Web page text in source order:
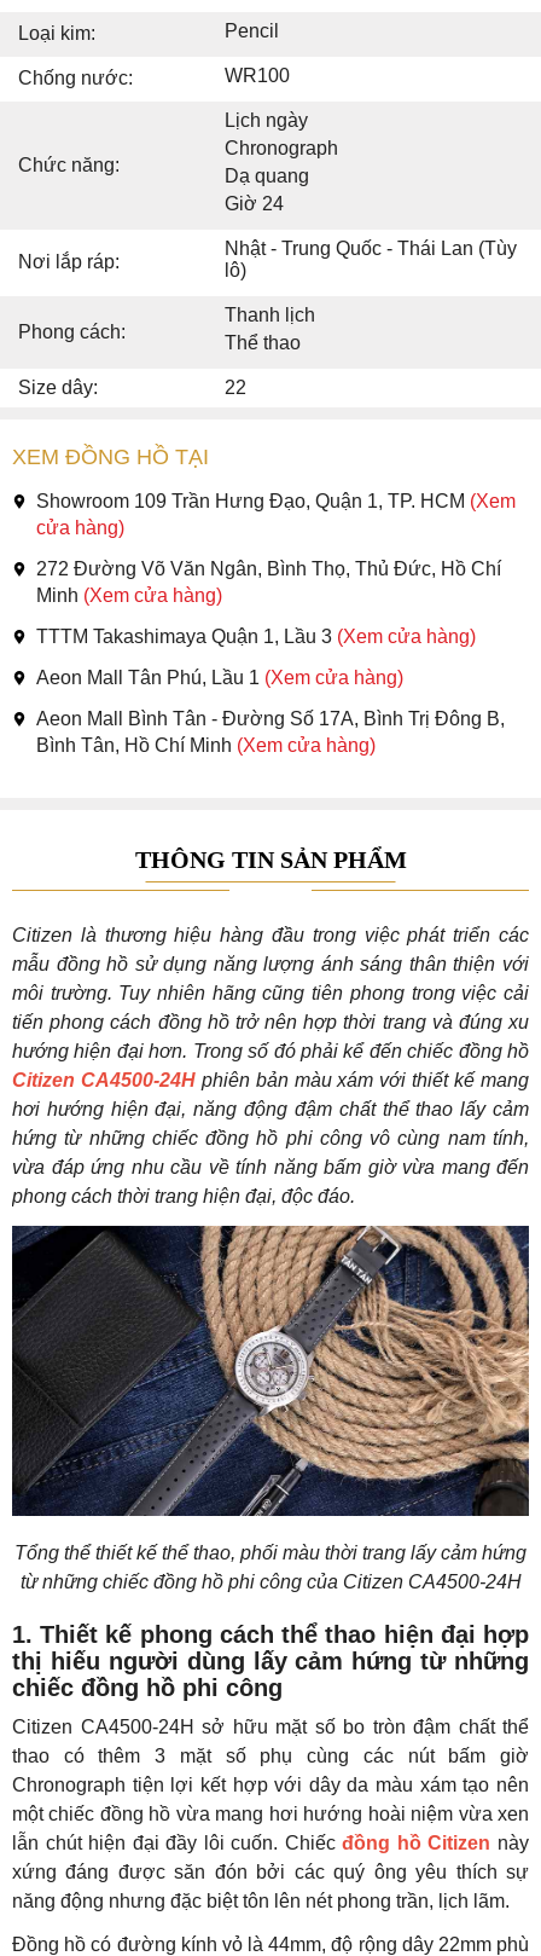
Loại kim: Pencil
Chống nước: WR100
Chức năng:
Lịch ngày
Chronograph
Dạ quang
Giờ 24
Nơi lắp ráp:
Nhật - Trung Quốc - Thái Lan (Tùy
lô)
Phong cách:
Thanh lịch
Thể thao
Size dây: 22
XEM ĐỒNG HỒ TẠI
Showroom 109 Trần Hưng Đạo, Quận 1, TP. HCM (Xem
cửa hàng)
272 Đường Võ Văn Ngân, Bình Thọ, Thủ Đức, Hồ Chí
Minh (Xem cửa hàng)
TTTM Takashimaya Quận 1, Lầu 3 (Xem cửa hàng)
Aeon Mall Tân Phú, Lầu 1 (Xem cửa hàng)
Aeon Mall Bình Tân - Đường Số 17A, Bình Trị Đông B,
Bình Tân, Hồ Chí Minh (Xem cửa hàng)
THÔNG TIN SẢN PHẨM
Citizen là thương hiệu hàng đầu trong việc phát triển các
mẫu đồng hồ sử dụng năng lượng ánh sáng thân thiện với
môi trường. Tuy nhiên hãng cũng tiên phong trong việc cải
tiến phong cách đồng hồ trở nên hợp thời trang và đúng xu
hướng hiện đại hơn. Trong số đó phải kể đến chiếc đồng hồ
Citizen CA4500-24Hphiên bản màu xám với thiết kế mang
hơi hướng hiện đại, năng động đậm chất thể thao lấy cảm
hứng từ những chiếc đồng hồ phi công vô cùng nam tính,
vừa đáp ứng nhu cầu về tính năng bấm giờ vừa mang đến
phong cách thời trang hiện đại, độc đáo.
Tổng thể thiết kế thể thao, phối màu thời trang lấy cảm hứng
từ những chiếc đồng hồ phi công của Citizen CA4500-24H
1. Thiết kế phong cách thể thao hiện đại hợp
thị hiếu người dùng lấy cảm hứng từ những
chiếc đồng hồ phi công
Citizen CA4500-24H sở hữu mặt số bo tròn đậm chất thể
thao có thêm 3 mặt số phụ cùng các nút bấm giờ
Chronograph tiện lợi kết hợp với dây da màu xám tạo nên
một chiếc đồng hồ vừa mang hơi hướng hoài niệm vừa xen
lẫn chút hiện đại đầy lôi cuốn. Chiếcđồng hồ Citizen này
xứng đáng được săn đón bởi các quý ông yêu thích sự
năng động nhưng đặc biệt tôn lên nét phong trần, lịch lãm.
Đồng hồ có đường kính vỏ là 44mm, độ rộng dây 22mm phù